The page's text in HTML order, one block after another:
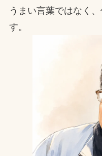
うまい言葉ではなく
す。